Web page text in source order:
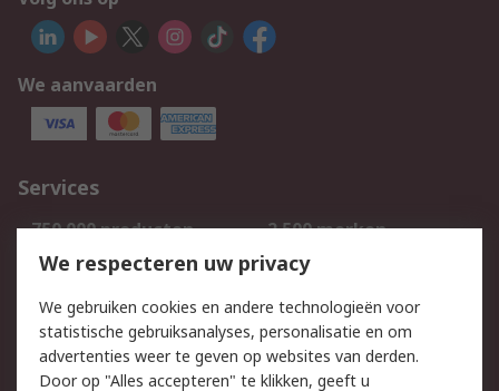
We aanvaarden
Services
750.000 producten
2.500 merken
Bestellen
Inkoopoplossingen
Track & Trace
Wettelijk
We respecteren uw privacy
We gebruiken cookies en andere technologieën voor
statistische gebruiksanalyses, personalisatie en om
advertenties weer te geven op websites van derden.
Door op "Alles accepteren" te klikken, geeft u